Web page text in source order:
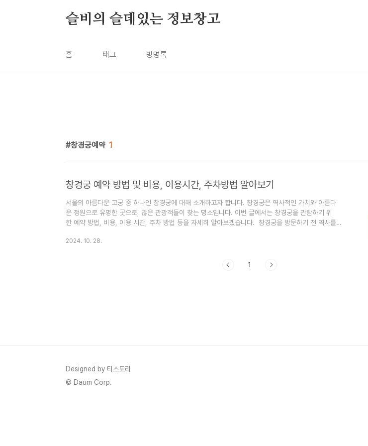
슬비의 슬데있는 정보창고
홈 태그 방명록
창경궁예약 1
창경궁 예약 방법 및 비용, 이용시간, 주차방법 알아보기
서울의 아름다운 고궁 중 하나인 창경궁에 대해 소개하고자 합니다. 창경궁은 역사적인 가치와 아름다
운 정원으로 유명한 곳으로, 많은 관광객들이 찾는 명소입니다. 이번 글에서는 창경궁을 관람하기 위
한 예약 방법, 비용, 이용 시간, 주차 방법 등을 자세히 알아보겠습니다. 창경궁을 방문하기 전 역사를
된 내용을 정리해 보았습니다. 🚩 창경궁의 역사1418년 세종이 태종을 위해 세운 수강궁 자리에서
실 후 여러 차례 중건되었고, 1907년 동물원과 식물원이 조성되면서 궁궐의 모습을 잃었습니다. 1911
2024. 10. 28.
1
Designed by 티스토리
© Daum Corp.